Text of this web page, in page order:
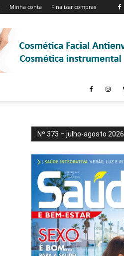
Minha conta Finalizar compras
Nº 373 – julho-agosto 2026